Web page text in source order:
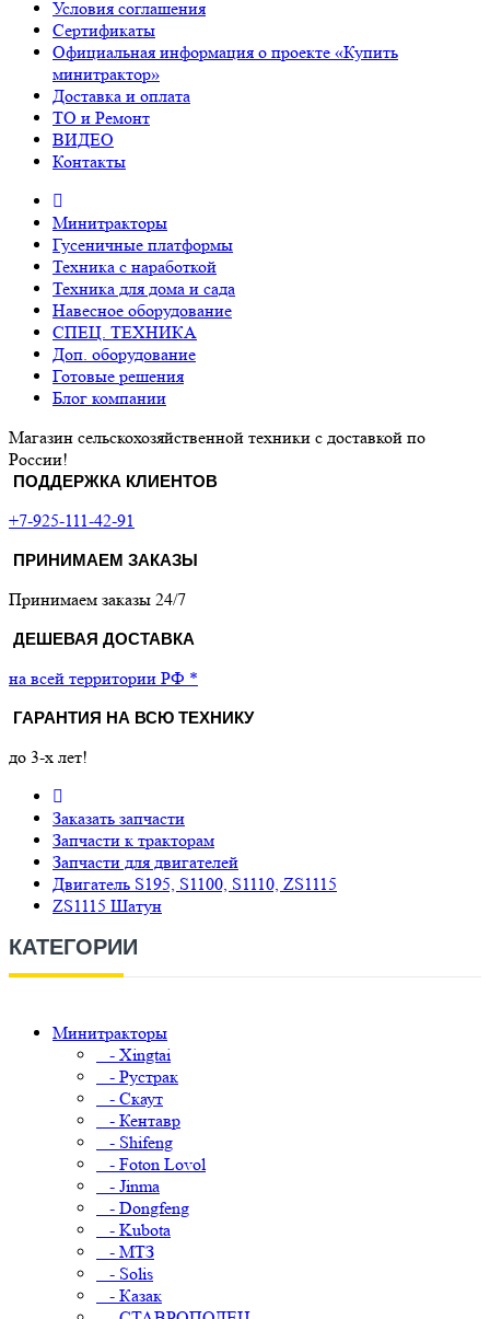
Условия соглашения
Сертификаты
Официальная информация о проекте «Купить
минитрактор»
Доставка и оплата
ТО и Ремонт
ВИДЕО
Контакты
Минитракторы
Гусеничные платформы
Техника с наработкой
Техника для дома и сада
Навесное оборудование
СПЕЦ. ТЕХНИКА
Доп. оборудование
Готовые решения
Блог компании
Магазин сельскохозяйственной техники с доставкой по
России!
ПОДДЕРЖКА КЛИЕНТОВ
+7-925-111-42-91
ПРИНИМАЕМ ЗАКАЗЫ
Принимаем заказы 24/7
ДЕШЕВАЯ ДОСТАВКА
на всей территории РФ *
ГАРАНТИЯ НА ВСЮ ТЕХНИКУ
до 3-х лет!
Заказать запчасти
Запчасти к тракторам
Запчасти для двигателей
Двигатель S195, S1100, S1110, ZS1115
ZS1115 Шатун
КАТЕГОРИИ
Минитракторы
- Xingtai
- Рустрак
- Скаут
- Кентавр
- Shifeng
- Foton Lovol
- Jinma
- Dongfeng
- Kubota
- МТЗ
- Solis
- Казак